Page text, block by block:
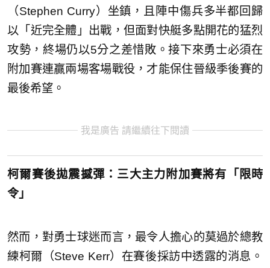
（Stephen Curry）坐鎮，且陣中傷兵多半都回歸
以「近完全體」出戰，但面對快艇多點開花的猛烈
攻勢，終場仍以5分之差惜敗。接下來勇士必須在
附加賽連贏兩場客場戰役，才能保住晉級季後賽的
最後希望。
我是廣告 請繼續往下閱讀
柯爾賽後拋震撼彈：三大主力附加賽將有「限時
令」
然而，對勇士球迷而言，最令人擔心的莫過於總教
練柯爾（Steve Kerr）在賽後採訪中透露的消息。